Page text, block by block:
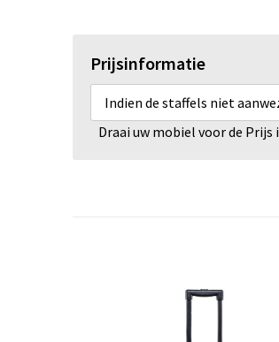
Prijsinformatie
Indien de staffels niet
Draai uw mobiel voor de